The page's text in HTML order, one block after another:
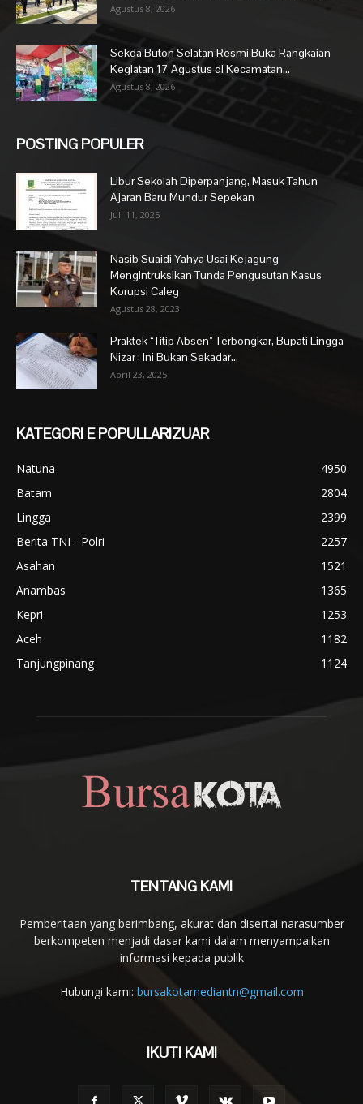
Agustus 8, 2026
Sekda Buton Selatan Resmi Buka Rangkaian
Kegiatan 17 Agustus di Kecamatan...
Agustus 8, 2026
POSTING POPULER
Libur Sekolah Diperpanjang, Masuk Tahun
Ajaran Baru Mundur Sepekan
Juli 11, 2025
Nasib Suaidi Yahya Usai Kejagung
Mengintruksikan Tunda Pengusutan Kasus
Korupsi Caleg
Agustus 28, 2023
Praktek “Titip Absen” Terbongkar, Bupati Lingga
Nizar : Ini Bukan Sekadar...
April 23, 2025
KATEGORI E POPULLARIZUAR
Natuna
4950
Batam
2804
Lingga
2399
Berita TNI - Polri
2257
Asahan
1521
Anambas
1365
Kepri
1253
Aceh
1182
Tanjungpinang
1124
TENTANG KAMI
Pemberitaan yang berimbang, akurat dan disertai narasumber
berkompeten menjadi dasar kami dalam menyampaikan
informasi kepada publik
Hubungi kami: bursakotamediantn@gmail.com
IKUTI KAMI